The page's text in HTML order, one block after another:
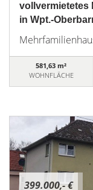
vollvermietetes
in Wpt.-
581,63 m²
WOHNFLÄCHE
399.000,- €